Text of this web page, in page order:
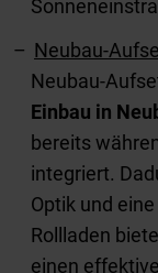
Neubau-
Neubau-
Einbau in
bereits
integriert.
Optik und
Rollladen
einen